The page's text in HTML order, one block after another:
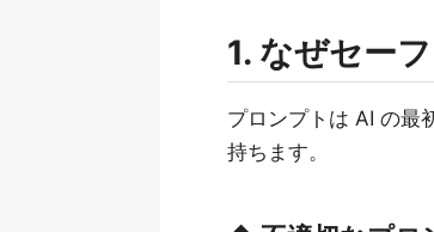
1. なぜセー
プロンプトは AI の最
持ちます。